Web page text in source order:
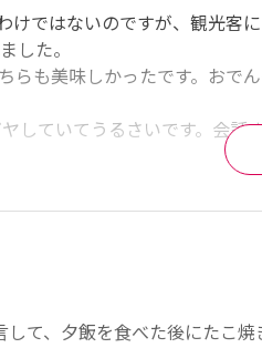
などの味がありました。
、山芋ナムル、蛸のお刺身も
た。
の香りも良くて美味しかった
ヒタヒタになったたこ焼きも
いと思います。
けではないのですが、観光客
した。
らも美味しかったです。おで
していてうるさいです。会
て、夕飯を食べた後にたこ